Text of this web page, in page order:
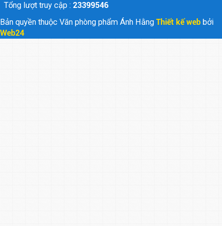
Tổng lượt truy cập : 23399546
Bản quyền thuộc Văn phòng phẩm Ánh Hằng Thiết kế web bởi
Web24